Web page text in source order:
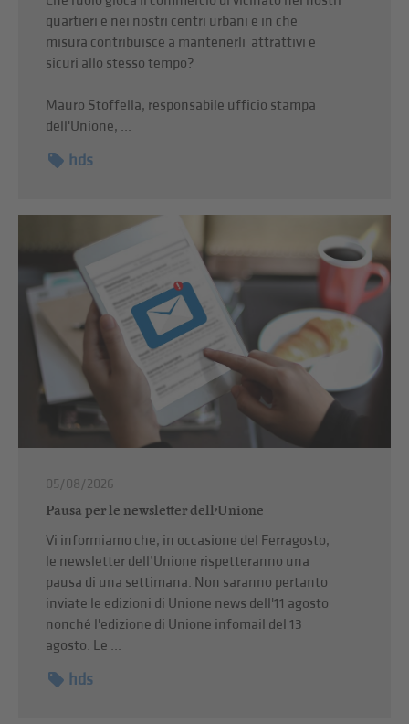
quartieri e nei nostri centri urbani e in che
misura contribuisce a mantenerli attrattivi e
sicuri allo stesso tempo?
Mauro Stoffella, responsabile ufficio stampa
dell'Unione, ...
hds
05/08/2026
Pausa per le newsletter dell’Unione
Vi informiamo che, in occasione del Ferragosto,
le newsletter dell’Unione rispetteranno una
pausa di una settimana. Non saranno pertanto
inviate le edizioni di Unione news dell'11 agosto
nonché l'edizione di Unione infomail del 13
agosto. Le ...
hds